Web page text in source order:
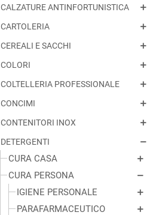
CALZATURE ANTINFORTUNISTICA
CARTOLERIA
CEREALI E SACCHI
COLORI
COLTELLERIA PROFESSIONALE
CONCIMI
CONTENITORI INOX
DETERGENTI
CURA CASA
CURA PERSONA
IGIENE PERSONALE
PARAFARMACEUTICO